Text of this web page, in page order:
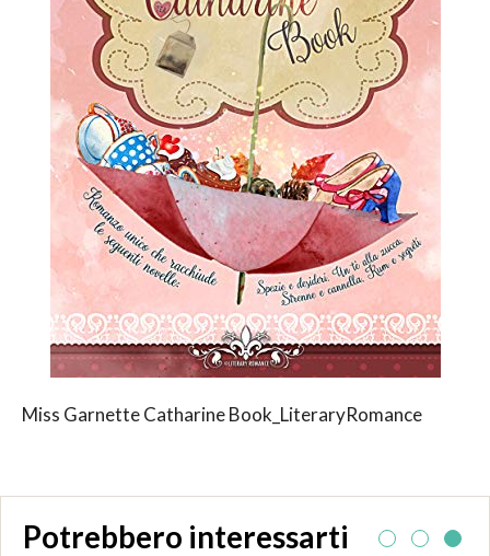
Miss Garnette Catharine Book_LiteraryRomance
Potrebbero interessarti